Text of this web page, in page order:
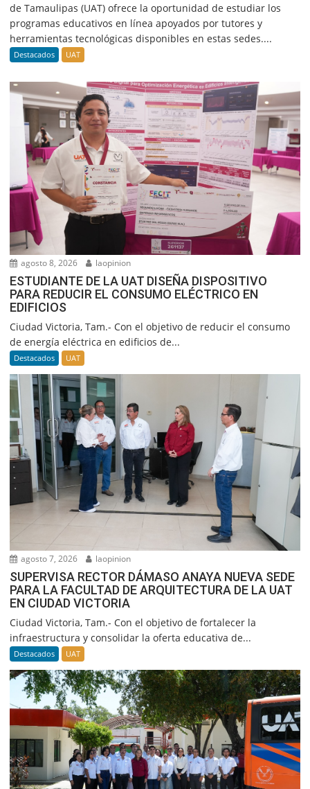
de Tamaulipas (UAT) ofrece la oportunidad de estudiar los
programas educativos en línea apoyados por tutores y
herramientas tecnológicas disponibles en estas sedes....
Destacados UAT
agosto 8, 2026 laopinion
ESTUDIANTE DE LA UAT DISEÑA DISPOSITIVO
PARA REDUCIR EL CONSUMO ELÉCTRICO EN
EDIFICIOS
Ciudad Victoria, Tam.- Con el objetivo de reducir el consumo
de energía eléctrica en edificios de...
Destacados UAT
agosto 7, 2026 laopinion
SUPERVISA RECTOR DÁMASO ANAYA NUEVA SEDE
PARA LA FACULTAD DE ARQUITECTURA DE LA UAT
EN CIUDAD VICTORIA
Ciudad Victoria, Tam.- Con el objetivo de fortalecer la
infraestructura y consolidar la oferta educativa de...
Destacados UAT